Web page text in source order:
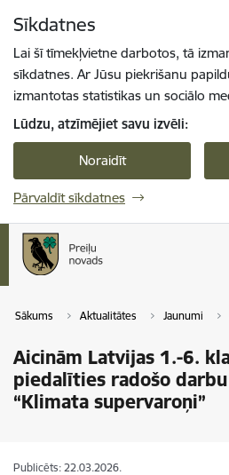
Sīkdatnes
Lai šī tīmekļvietne darbotos, tā
sīkdatnes. Ar Jūsu piekrišanu
izmantotas statistikas un sociālo
Lūdzu, atzīmējiet savu izvēli:
Noraidīt
Pārvaldīt sīkdatnes
Sākums Aktualitātes Jaunumi
Aicinām Latvijas 1.-6.
piedalīties radošo
“Klimata supervaroņi”
Publicēts: 22.03.2026.